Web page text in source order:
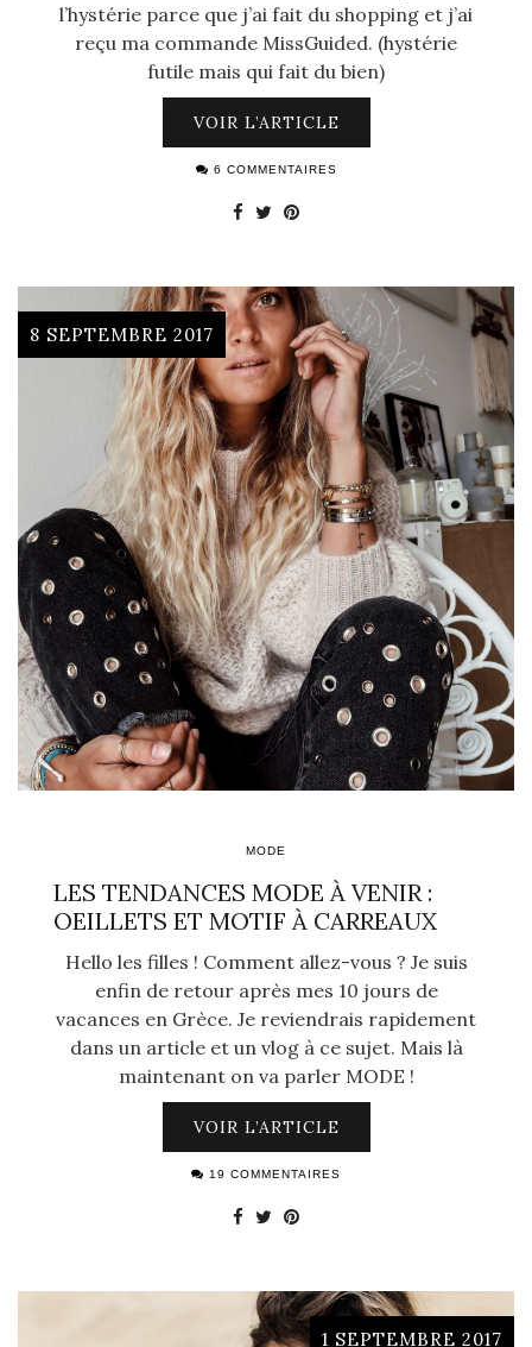
l’hystérie parce que j’ai fait du shopping et j’ai
reçu ma commande MissGuided. (hystérie
futile mais qui fait du bien)
VOIR L’ARTICLE
6 COMMENTAIRES
8 SEPTEMBRE 2017
MODE
LES TENDANCES MODE À VENIR :
OEILLETS ET MOTIF À CARREAUX
Hello les filles ! Comment allez-vous ? Je suis
enfin de retour après mes 10 jours de
vacances en Grèce. Je reviendrais rapidement
dans un article et un vlog à ce sujet. Mais là
maintenant on va parler MODE !
VOIR L’ARTICLE
19 COMMENTAIRES
1 SEPTEMBRE 2017